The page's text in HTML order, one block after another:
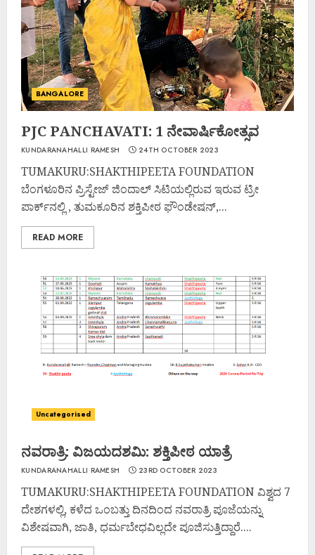
BANGALORE
PJC PANCHAVATI: 1 ನೇವಾರ್ಷಿಕೋತ್ಸವ
KUNDARANAHALLI RAMESH 24TH OCTOBER 2023
TUMAKURU:SHAKTHIPEETA FOUNDATION
ಬೆಂಗಳೂರಿನ ಪ್ರಿಸ್ಟೇಜ್ ಜಿಂದಾಲ್ ಸಿಟಿಯಲ್ಲಿರುವ ಇರುವ ಟ್ರೀ
ಪಾರ್ಕ್‍ನಲ್ಲಿ , ತುಮಕೂರಿನ ಶಕ್ತಿಪೀಠ ಫೌಂಡೇಷನ್,...
READ MORE
Uncategorised
ನವರಾತ್ರಿ: ವಿಜಯದಶಮಿ: ಶಕ್ತಿಪೀಠ ಯಾತ್ರೆ
KUNDARANAHALLI RAMESH 23RD OCTOBER 2023
TUMAKURU:SHAKTHIPEETA FOUNDATION ವಿಶ್ವದ 7
ದೇಶಗಳಲ್ಲಿ, ಕಳೆದ ಒಂಬತ್ತು ದಿನದಿಂದ ನವರಾತ್ರಿ ಪೂಜೆಯನ್ನು
ವಿಶೇಷವಾಗಿ, ಜಾತಿ, ಧರ್ಮಬೇಧವಿಲ್ಲದೇ ಪೂಜಿಸುತ್ತಿದ್ದಾರೆ....